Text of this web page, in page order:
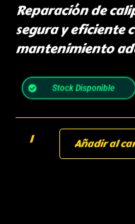
Reparación de
segura y eficiente
mantenimiento
Stock Disponible
Añadir al